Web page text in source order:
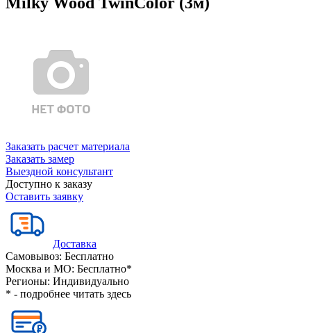
Заказать расчет материала
Заказать замер
Выездной консультант
Доступно к заказу
Оставить заявку
Доставка
Самовывоз: Бесплатно
Москва и МО: Бесплатно*
Регионы: Индивидуально
* - подробнее читать здесь